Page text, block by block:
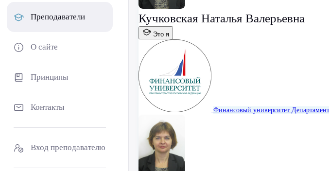
Преподаватели
О сайте
Принципы
Контакты
Вход преподавателю
Кучковская Наталья Валерьевна
Это я
Финансовый университет